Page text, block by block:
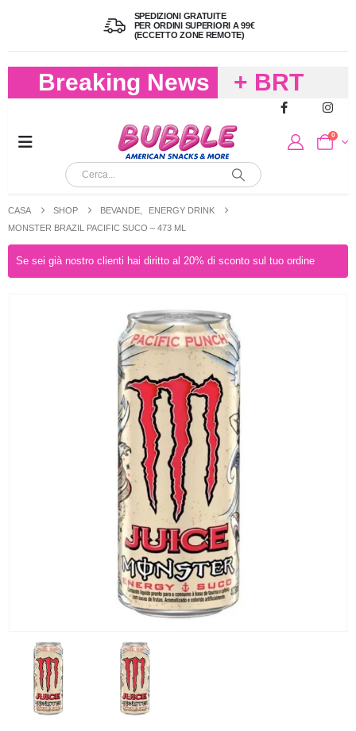
SPEDIZIONI GRATUITE
PER ORDINI SUPERIORI A 99€
(ECCETTO ZONE REMOTE)
Breaking News
+ BRT
FREDDO
PER
(FINO A 4,9
KG) –
CONSEGNA
IN 24/48
ORE AD
ECCEZIONE
DI ALCUNE
AREE
0
CASA SHOP BEVANDE
ENERGY DRINK
MONSTER BRAZIL PACIFIC SUCO – 473 ML
Se sei già nostro clienti hai diritto al 20% di sconto sul tuo ordine